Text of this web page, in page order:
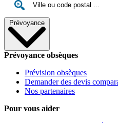
Prévoyance
Prévoyance obsèques
Prévision obsèques
Demander des devis
Nos partenaires
Pour vous aider